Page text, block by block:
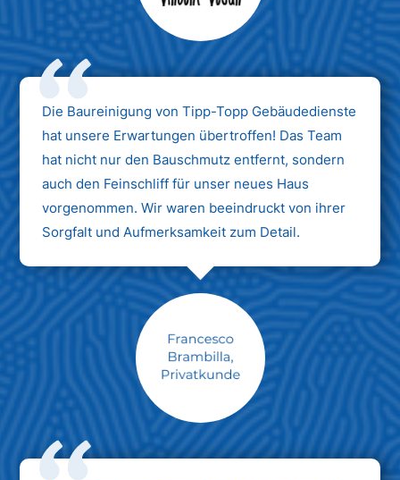
Max Mustermann
Unternehmen AG
Die Baureinigung von Tipp-Topp Gebäudedienste
hat unsere Erwartungen übertroffen! Das Team
hat nicht nur den Bauschmutz entfernt, sondern
auch den Feinschliff für unser neues Haus
vorgenommen. Wir waren beeindruckt von ihrer
Sorgfalt und Aufmerksamkeit zum Detail.
Max Mustermann
Unternehmen AG